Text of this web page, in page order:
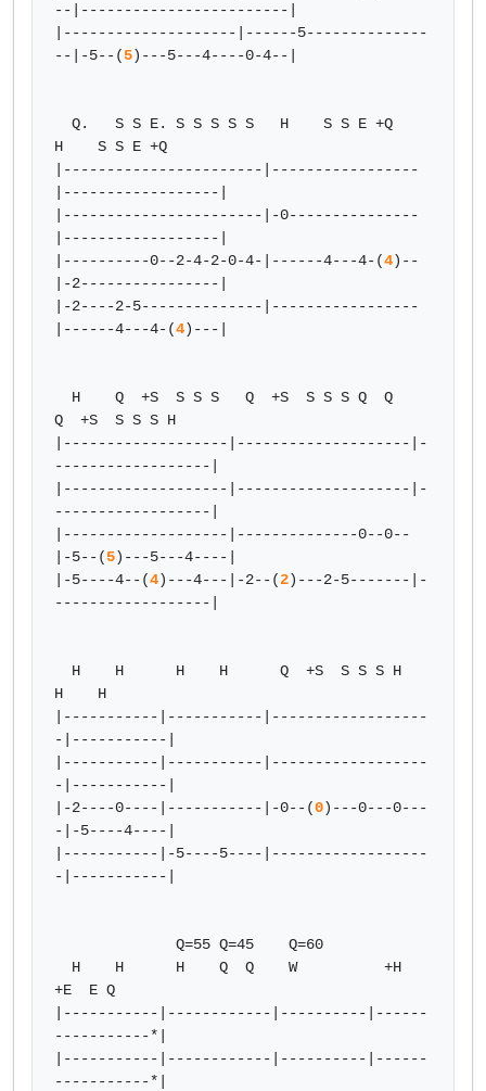
--|------------------------|
|--------------------|------5--------------
--|-5--(5)---5---4----0-4--|
H    S S E +Q
|-----------------------|-----------------
|------------------|
|-----------------------|-0---------------
|------------------|
|----------0--2-4-2-0-4-|------4---4-(4)--
|-2----------------|
|-2----2-5--------------|-----------------
|------4---4-(4)---|
Q  +S  S S S H
|-------------------|--------------------|-
------------------|
|-------------------|--------------------|-
------------------|
|-------------------|--------------0--0--
|-5--(5)---5---4----|
|-5----4--(4)---4---|-2--(2)---2-5-------|-
------------------|
H    H
|-----------|-----------|------------------
-|-----------|
|-----------|-----------|------------------
-|-----------|
|-2----0----|-----------|-0--(0)---0---0---
-|-5----4----|
|-----------|-5----5----|------------------
-|-----------|
+E  E Q
|-----------|------------|----------|------
-----------*|
|-----------|------------|----------|------
-----------*|